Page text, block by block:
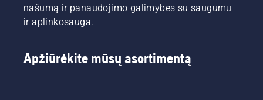
našumą ir panaudojimo galimybes su saugumu
ir aplinkosauga.
Apžiūrėkite mūsų asortimentą